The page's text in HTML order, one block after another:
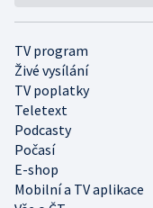
TV program
Živé vysílání
TV poplatky
Teletext
Podcasty
Počasí
E-shop
Mobilní a TV aplikace